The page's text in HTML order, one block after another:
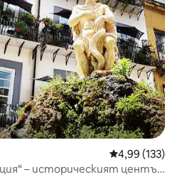
Средна
4,99 (133)
– историческият център